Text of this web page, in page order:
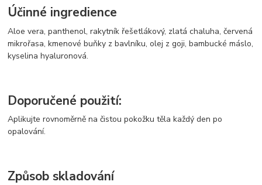
Účinné ingredience
Aloe vera, panthenol, rakytník řešetlákový, zlatá chaluha, červená
mikrořasa, kmenové buňky z bavlníku, olej z goji, bambucké máslo,
kyselina hyaluronová.
Doporučené použití:
Aplikujte rovnoměrně na čistou pokožku těla každý den po
opalování.
Způsob skladování